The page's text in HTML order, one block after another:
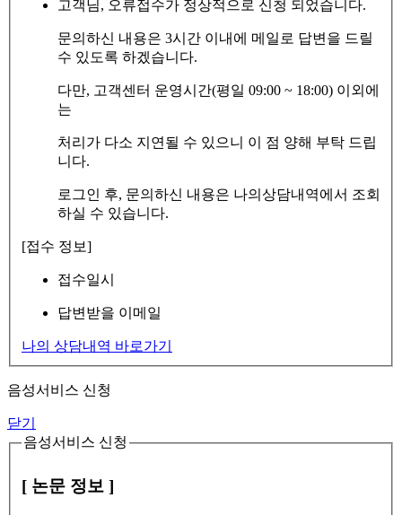
고객님, 오류접수가 정상적으로 신청 되었습니다.
문의하신 내용은 3시간 이내에 메일로 답변을 드릴
수 있도록 하겠습니다.
다만, 고객센터 운영시간(평일 09:00 ~ 18:00) 이외에
는
처리가 다소 지연될 수 있으니 이 점 양해 부탁 드립
니다.
로그인 후, 문의하신 내용은 나의상담내역에서 조회
하실 수 있습니다.
[접수 정보]
접수일시
답변받을 이메일
나의 상담내역 바로가기
음성서비스 신청
닫기
음성서비스 신청
[ 논문 정보 ]